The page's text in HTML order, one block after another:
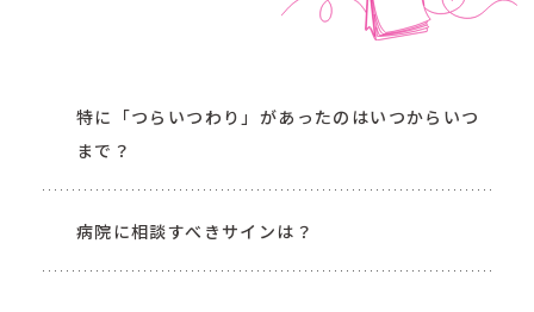
特に「つらいつわり」があったのはいつからいつ
まで？
病院に相談すべきサインは？